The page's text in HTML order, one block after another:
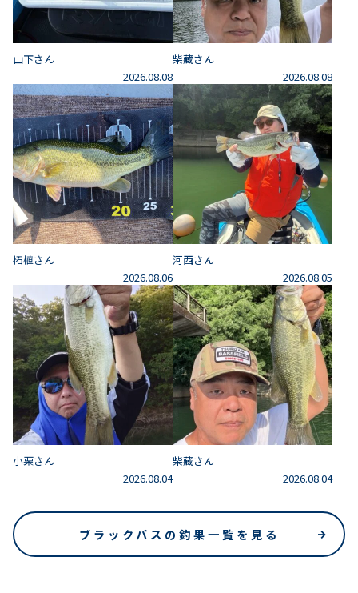
山下さん
2026.08.08
柴藏さん
2026.08.08
柘植さん
2026.08.06
河西さん
2026.08.05
小栗さん
2026.08.04
柴藏さん
2026.08.04
ブラックバスの釣果一覧を見る